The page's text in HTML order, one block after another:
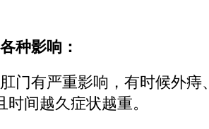
种影响：
门有严重影响，有时候外痔
时间越久症状越重。